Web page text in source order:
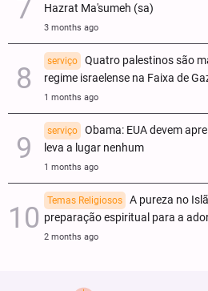
Hazrat Ma'sumeh (sa)
3 months ago
serviço
Quatro palestinos são
regime israelense na Faixa de
1 months ago
serviço
Obama: EUA devem
leva a lugar nenhum
1 months ago
Temas Religiosos
A pureza no
preparação espiritual para a
2 months ago